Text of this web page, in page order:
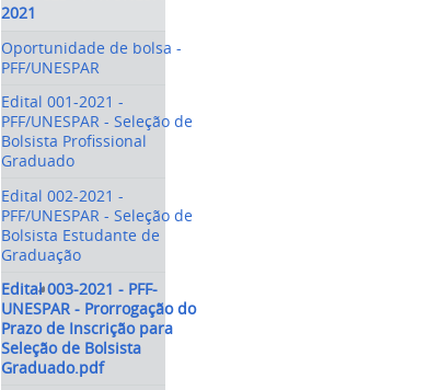
2021
Oportunidade de bolsa -
PFF/UNESPAR
Edital 001-2021 -
PFF/UNESPAR - Seleção de
Bolsista Profissional
Graduado
Edital 002-2021 -
PFF/UNESPAR - Seleção de
Bolsista Estudante de
Graduação
Edital 003-2021 - PFF-
UNESPAR - Prorrogação do
Prazo de Inscrição para
Seleção de Bolsista
Graduado.pdf